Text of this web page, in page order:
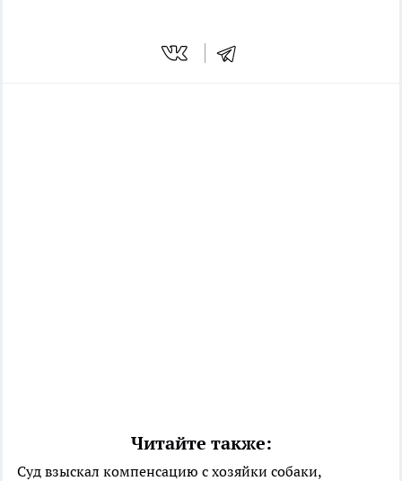
Читайте также:
Суд взыскал компенсацию с хозяйки собаки,